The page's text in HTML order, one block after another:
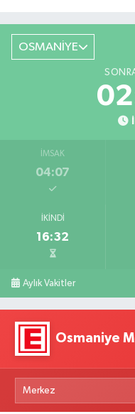
OSMANİYE
İMSAK
04:07
İKINDI
16:32
Aylık Vakitler
Osmaniye